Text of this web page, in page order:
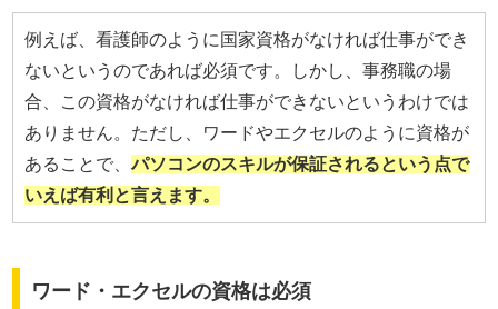
例えば、看護師のように国家資格がなければ仕事ができ
ないというのであれば必須です。しかし、事務職の場
合、この資格がなければ仕事ができないというわけでは
ありません。ただし、ワードやエクセルのように資格が
あることで、パソコンのスキルが保証されるという点で
いえば有利と言えます。
ワード・エクセルの資格は必須